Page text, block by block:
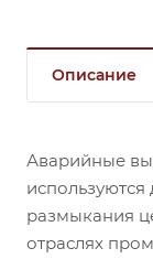
Описание
Аварийные
размыкания
отраслях